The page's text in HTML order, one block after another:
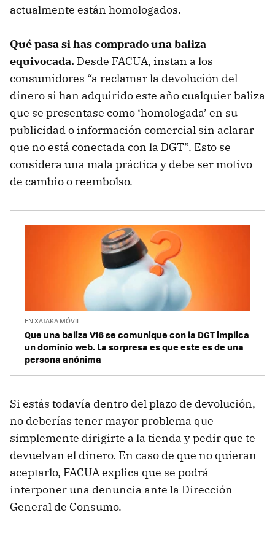
actualmente están homologados.
Qué pasa si has comprado una baliza
equivocada. Desde FACUA, instan a los
consumidores “a reclamar la devolución del
dinero si han adquirido este año cualquier baliza
que se presentase como ‘homologada’ en su
publicidad o información comercial sin aclarar
que no está conectada con la DGT”. Esto se
considera una mala práctica y debe ser motivo
de cambio o reembolso.
EN XATAKA MÓVIL
Que una baliza V16 se comunique con la DGT implica
un dominio web. La sorpresa es que este es de una
persona anónima
Si estás todavía dentro del plazo de devolución,
no deberías tener mayor problema que
simplemente dirigirte a la tienda y pedir que te
devuelvan el dinero. En caso de que no quieran
aceptarlo, FACUA explica que se podrá
interponer una denuncia ante la Dirección
General de Consumo.